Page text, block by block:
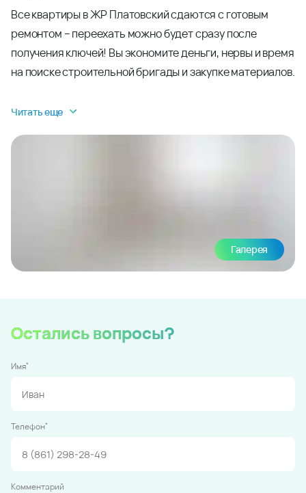
Все квартиры в ЖР Платовский сдаются с готовым
ремонтом – переехать можно будет сразу после
получения ключей! Вы экономите деньги, нервы и время
на поиске строительной бригады и закупке материалов.
Читать еще
Галерея
Остались вопросы?
Имя*
Телефон*
Комментарий